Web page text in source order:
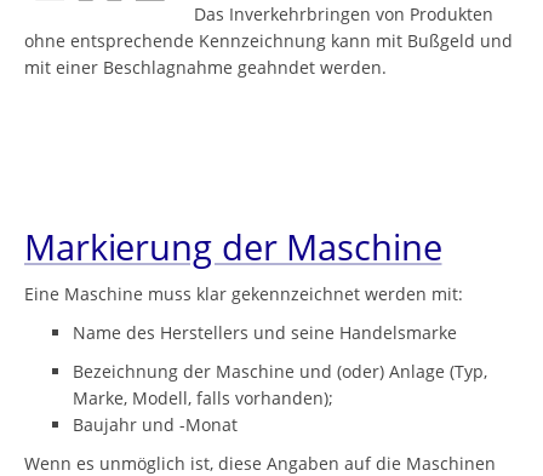
Das Inverkehrbringen von Produkten
ohne entsprechende Kennzeichnung kann mit Bußgeld und
mit einer Beschlagnahme geahndet werden.
Markierung der Maschine
Eine Maschine muss klar gekennzeichnet werden mit:
Name des Herstellers und seine Handelsmarke
Bezeichnung der Maschine und (oder) Anlage (Typ,
Marke, Modell, falls vorhanden);
Baujahr und -Monat
Wenn es unmöglich ist, diese Angaben auf die Maschinen